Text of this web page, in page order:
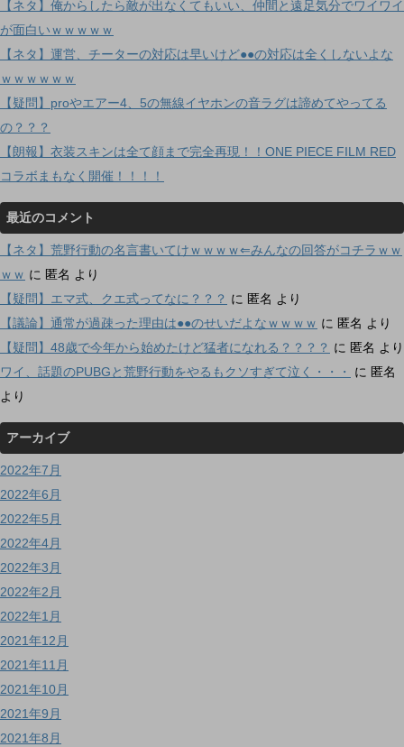
【ネタ】俺からしたら敵が出なくてもいい、仲間と遠足気分でワイワイ
が面白いｗｗｗｗｗ
【ネタ】運営、チーターの対応は早いけど●●の対応は全くしないよな
ｗｗｗｗｗｗ
【疑問】proやエアー4、5の無線イヤホンの音ラグは諦めてやってる
の？？？
【朗報】衣装スキンは全て顔まで完全再現！！ONE PIECE FILM RED
コラボまもなく開催！！！！
最近のコメント
【ネタ】荒野行動の名言書いてけｗｗｗｗ⇐みんなの回答がコチラｗｗ
ｗｗ に 匿名 より
【疑問】エマ式、クエ式ってなに？？？ に 匿名 より
【議論】通常が過疎った理由は●●のせいだよなｗｗｗｗ に 匿名 より
【疑問】48歳で今年から始めたけど猛者になれる？？？？ に 匿名 より
ワイ、話題のPUBGと荒野行動をやるもクソすぎて泣く・・・
に 匿名
より
アーカイブ
2022年7月
2022年6月
2022年5月
2022年4月
2022年3月
2022年2月
2022年1月
2021年12月
2021年11月
2021年10月
2021年9月
2021年8月